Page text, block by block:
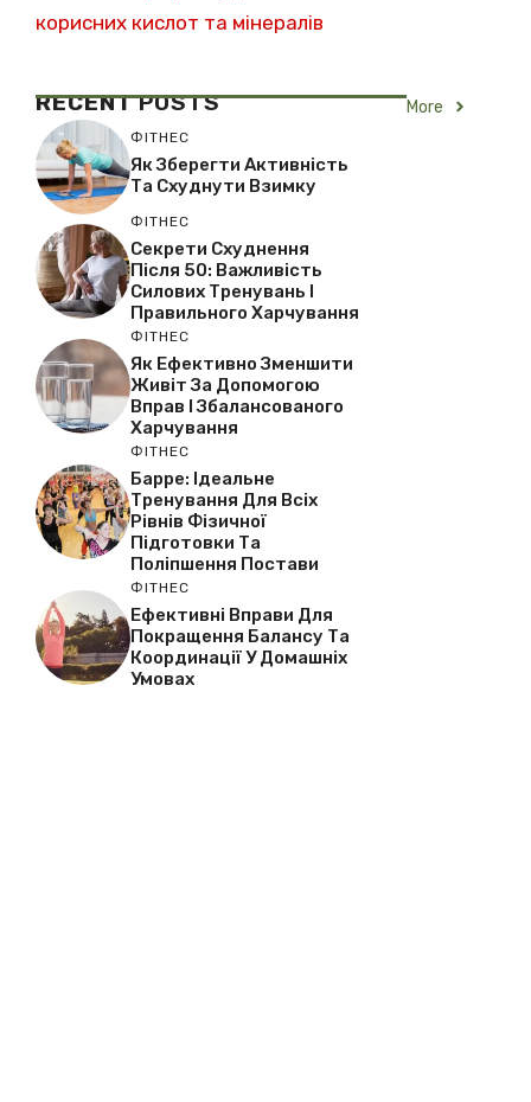
корисних кислот та мінералів
RECENTPOSTS More
ФІТНЕС
Як Зберегти Активність
Та Схуднути Взимку
ФІТНЕС
Секрети Схуднення
Після 50: Важливість
Силових Тренувань І
Правильного Харчування
ФІТНЕС
Як Ефективно Зменшити
Живіт За Допомогою
Вправ І Збалансованого
Харчування
ФІТНЕС
Барре: Ідеальне
Тренування Для Всіх
Рівнів Фізичної
Підготовки Та
Поліпшення Постави
ФІТНЕС
Ефективні Вправи Для
Покращення Балансу Та
Координації У Домашніх
Умовах